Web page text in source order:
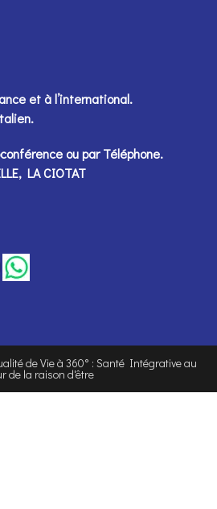
et à l’international.
ou parTéléphone.
LA CIOTAT
de Vie à 360° : Santé Intégrative au
de la raison d'être